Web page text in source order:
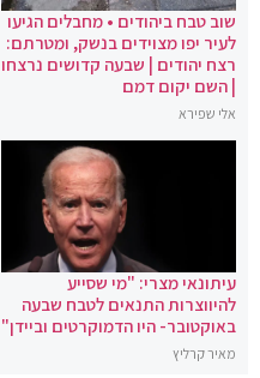
שוב טבח ביהודים • מחבלים הגיעו
לעיר יפו מצוידים בנשק, ומטרתם:
רצח יהודים | שבעה קדושים נרצחו
| השם יקום דמם
אלי שפירא
עיתונאי מצרי: "מי שסייע
להיווצרות התנאים לטבח שבעה
באוקטובר- היו הדמוקרטים וביידן"
מאיר קרליץ